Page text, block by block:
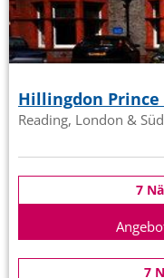
Hillingdon
Reading, London &
7
7